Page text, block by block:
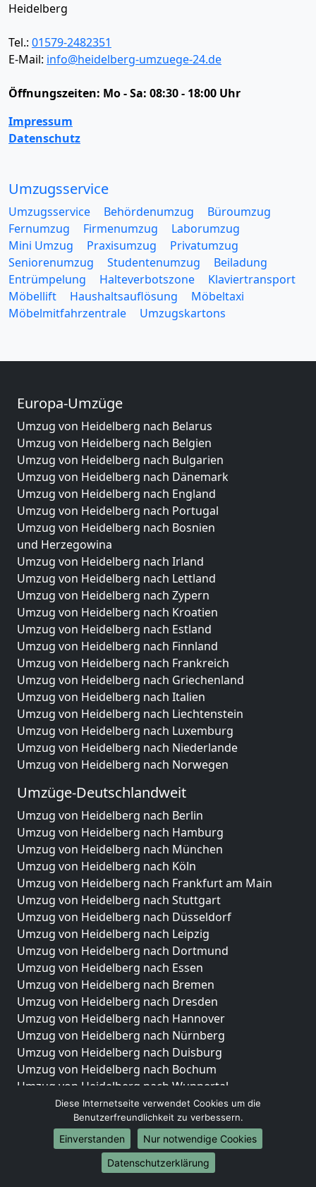
Heidelberg
Tel.: 01579-2482351
E-Mail: info@heidelberg-umzuege-24.de
Öffnungszeiten: Mo - Sa: 08:30 - 18:00 Uhr
Impressum
Datenschutz
Umzugsservice
Umzugsservice Behördenumzug
Büroumzug
Fernumzug
Firmenumzug
Laborumzug
Mini Umzug
Praxisumzug
Privatumzug
Seniorenumzug
Studentenumzug
Beiladung
Entrümpelung
Halteverbotszone
Klaviertransport
Möbellift
Haushaltsauflösung
Möbeltaxi
Möbelmitfahrzentrale
Umzugskartons
Europa-Umzüge
Umzug von Heidelberg nach Belarus
Umzug von Heidelberg nach Belgien
Umzug von Heidelberg nach Bulgarien
Umzug von Heidelberg nach Dänemark
Umzug von Heidelberg nach England
Umzug von Heidelberg nach Portugal
Umzug von Heidelberg nach Bosnien
und Herzegowina
Umzug von Heidelberg nach Irland
Umzug von Heidelberg nach Lettland
Umzug von Heidelberg nach Zypern
Umzug von Heidelberg nach Kroatien
Umzug von Heidelberg nach Estland
Umzug von Heidelberg nach Finnland
Umzug von Heidelberg nach Frankreich
Umzug von Heidelberg nach Griechenland
Umzug von Heidelberg nach Italien
Umzug von Heidelberg nach Liechtenstein
Umzug von Heidelberg nach Luxemburg
Umzug von Heidelberg nach Niederlande
Umzug von Heidelberg nach Norwegen
Umzüge-Deutschlandweit
Umzug von Heidelberg nach Berlin
Umzug von Heidelberg nach Hamburg
Umzug von Heidelberg nach München
Umzug von Heidelberg nach Köln
Umzug von Heidelberg nach Frankfurt am Main
Umzug von Heidelberg nach Stuttgart
Umzug von Heidelberg nach Düsseldorf
Umzug von Heidelberg nach Leipzig
Umzug von Heidelberg nach Dortmund
Umzug von Heidelberg nach Essen
Umzug von Heidelberg nach Bremen
Umzug von Heidelberg nach Dresden
Umzug von Heidelberg nach Hannover
Umzug von Heidelberg nach Nürnberg
Umzug von Heidelberg nach Duisburg
Umzug von Heidelberg nach Bochum
Umzug von Heidelberg nach Wuppertal
Umzug von Heidelberg nach Bielefeld
Umzug von Heidelberg nach Bonn
Umzug von Heidelberg nach Münster
Internationale-Umzüge
Diese Internetseite verwendet Cookies um die
Benutzerfreundlichkeit zu verbessern.
Einverstanden
Nur notwendige Cookies
Datenschutzerklärung